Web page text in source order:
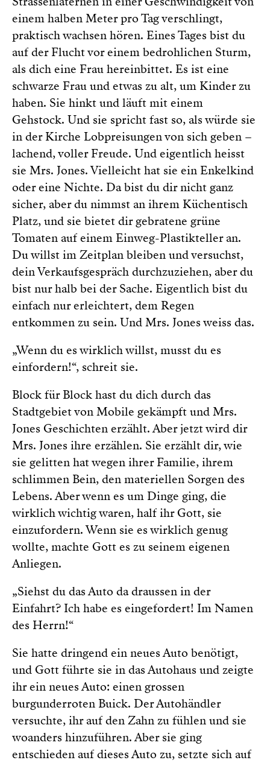
einem halben Meter pro Tag verschlingt,
praktisch wachsen hören. Eines Tages bist du
auf der Flucht vor einem bedrohlichen Sturm,
als dich eine Frau hereinbittet. Es ist eine
schwarze Frau und etwas zu alt, um Kinder zu
haben. Sie hinkt und läuft mit einem
Gehstock. Und sie spricht fast so, als würde sie
in der Kirche Lobpreisungen von sich geben –
lachend, voller Freude. Und eigentlich heisst
sie Mrs. Jones. Vielleicht hat sie ein Enkelkind
oder eine Nichte. Da bist du dir nicht ganz
sicher, aber du nimmst an ihrem Küchentisch
Platz, und sie bietet dir gebratene grüne
Tomaten auf einem Einweg-Plastikteller an.
Du willst im Zeitplan bleiben und versuchst,
dein Verkaufsgespräch durchzuziehen, aber du
bist nur halb bei der Sache. Eigentlich bist du
einfach nur erleichtert, dem Regen
entkommen zu sein. Und Mrs. Jones weiss das.
„Wenn du es wirklich willst, musst du es
einfordern!“, schreit sie.
Block für Block hast du dich durch das
Stadtgebiet von Mobile gekämpft und Mrs.
Jones Geschichten erzählt. Aber jetzt wird dir
Mrs. Jones ihre erzählen. Sie erzählt dir, wie
sie gelitten hat wegen ihrer Familie, ihrem
schlimmen Bein, den materiellen Sorgen des
Lebens. Aber wenn es um Dinge ging, die
wirklich wichtig waren, half ihr Gott, sie
einzufordern. Wenn sie es wirklich genug
wollte, machte Gott es zu seinem eigenen
Anliegen.
„Siehst du das Auto da draussen in der
Einfahrt? Ich habe es eingefordert! Im Namen
des Herrn!“
Sie hatte dringend ein neues Auto benötigt,
und Gott führte sie in das Autohaus und zeigte
ihr ein neues Auto: einen grossen
burgunderroten Buick. Der Autohändler
versuchte, ihr auf den Zahn zu fühlen und sie
woanders hinzuführen. Aber sie ging
entschieden auf dieses Auto zu, setzte sich auf